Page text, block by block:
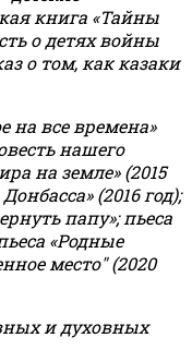
книга «Тайны
о детях войны
о том, как казаки
на все времена»
нашего
на земле» (2015
(2016 год);
папу»; пьеса
«Родные
место" (2020
и духовных